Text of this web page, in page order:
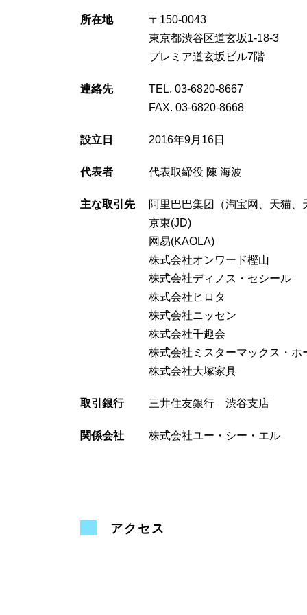
所在地
〒150-0043
東京都渋谷区道玄坂1-18-3
プレミア道玄坂ビル7階
連絡先
TEL. 03-6820-8667
FAX. 03-6820-8668
設立日 2016年9月16日
代表者 代表取締役 陳 海波
主な取引先
阿里巴巴集团（淘宝网、天猫、
京東(JD)
网易(KAOLA)
株式会社オンワード樫山
株式会社ディノス・セシール
株式会社ヒロタ
株式会社ニッセン
株式会社千趣会
株式会社ミスターマックス・ホ
株式会社大塚家具
取引銀行 三井住友銀行 渋谷支店
関係会社 株式会社ユー・シー・エル
アクセス